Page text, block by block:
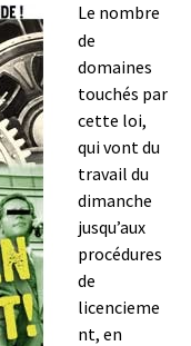
Le nombre
de
domaines
touchés par
cette loi,
qui vont du
travail du
dimanche
jusqu’aux
procédures
de
licencieme
nt, en